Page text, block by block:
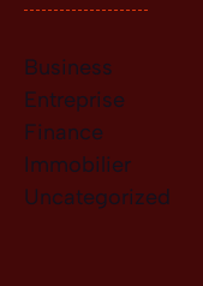
Business
Entreprise
Finance
Immobilier
Uncategorized